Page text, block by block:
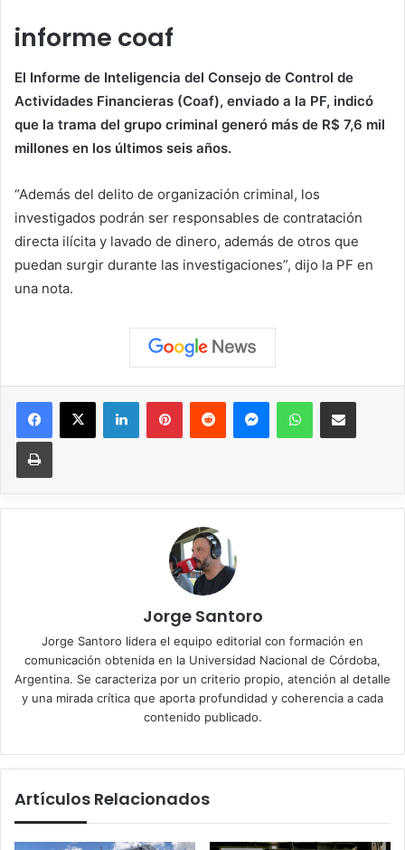
informe coaf
El Informe de Inteligencia del Consejo de Control de
Actividades Financieras (Coaf), enviado a la PF, indicó
que la trama del grupo criminal generó más de R$ 7,6 mil
millones en los últimos seis años.
“Además del delito de organización criminal, los
investigados podrán ser responsables de contratación
directa ilícita y lavado de dinero, además de otros que
puedan surgir durante las investigaciones”, dijo la PF en
una nota.
Facebook
X LinkedInPinterestReddit MessengerWhatsAppCompartir vía correo
Imprimir
Jorge Santoro
Jorge Santoro lidera el equipo editorial con formación en
comunicación obtenida en la Universidad Nacional de Córdoba,
Argentina. Se caracteriza por un criterio propio, atención al detalle
y una mirada crítica que aporta profundidad y coherencia a cada
contenido publicado.
Artículos Relacionados